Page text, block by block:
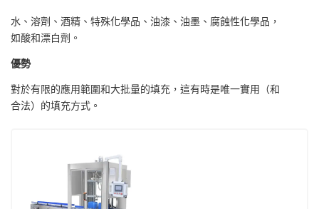
水、溶劑、酒精、特殊化學品、油漆、油墨、腐蝕性化學品，
如酸和漂白劑。
優勢
對於有限的應用範圍和大批量的填充，這有時是唯一實用（和
合法）的填充方式。